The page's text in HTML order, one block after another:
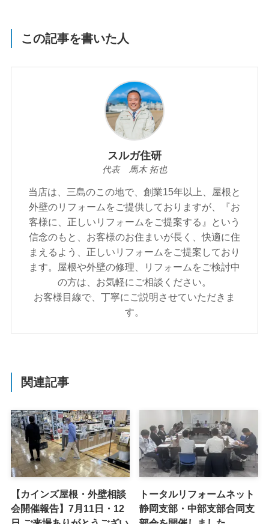
この記事を書いた人
スルガ住研
代表 馬木 拓也
当店は、三島のこの地で、創業15年以上、屋根と
外壁のリフォームをご提供しておりますが、『お
客様に、正しいリフォームをご提案する』という
信念のもと、お客様のお住まいが⾧く、快適に住
まえるよう、正しいリフォームをご提案しており
ます。屋根や外壁の修理、リフォームをご検討中
の方は、お気軽にご相談ください。
お客様目線で、丁寧にご説明させていただきま
す。
関連記事
【カインズ屋根・外壁相談
会開催報告】7月11日・12
トータルリフォームネット
静岡支部・中部支部合同支